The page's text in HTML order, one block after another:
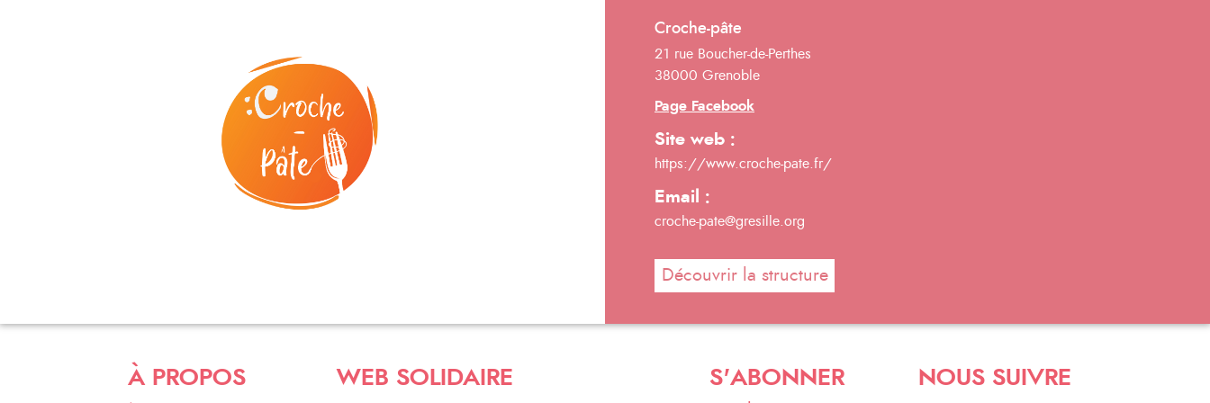
Croche-pâte
21 rue Boucher-de-Perthes
38000 Grenoble
Page Facebook
Site web :
https://www.croche-pate.fr/
Email :
croche-pate@gresille.org
Découvrir la structure
À PROPOS WEB SOLIDAIRE S'ABONNER NOUS SUIVRE